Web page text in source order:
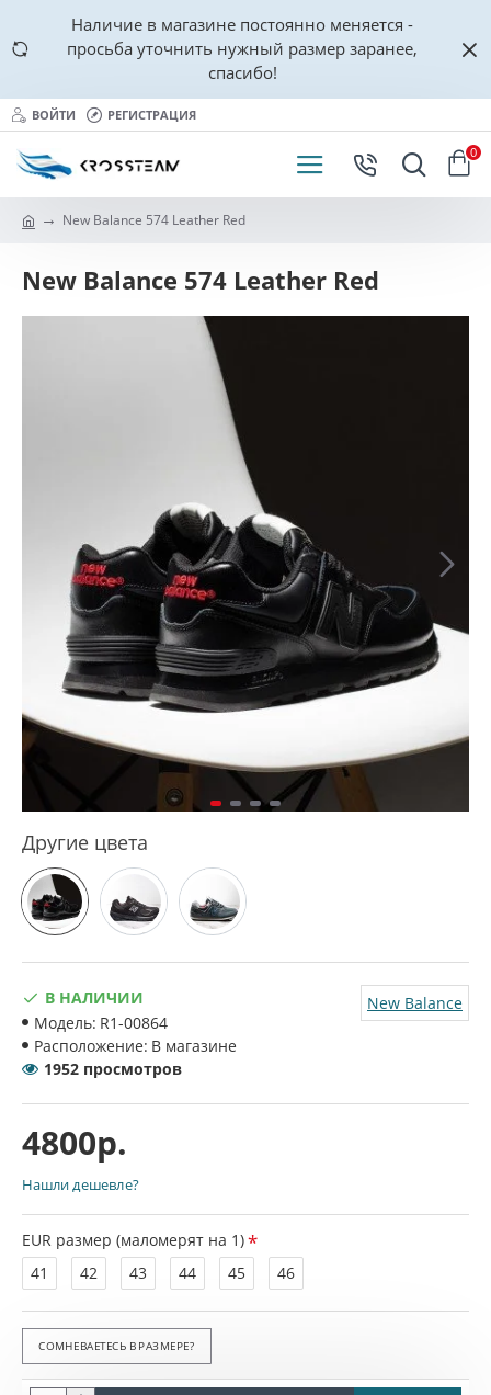
Наличие в магазине постоянно меняется -
просьба уточнить нужный размер заранее,
спасибо!
ВОЙТИ РЕГИСТРАЦИЯ
0
New Balance 574 Leather Red
New Balance 574 Leather Red
4800р.
В НАЛИЧИИ
Модель: R1-00864
Расположение: В магазине
New Balance
1952 просмотров
Другие цвета
EUR размер (маломерят на 1)
41
42 43 44 45 46
Нашли дешевле?
СОМНЕВАЕТЕСЬ В РАЗМЕРЕ?